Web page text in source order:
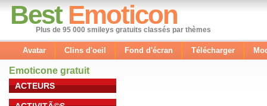
Best Emoticon
Plus de 95 000 smileys gratuits classés par thèmes
Avatar Clins d'oeil Fond d'écran Télécharger
Emoticone gratuit
ACTEURS